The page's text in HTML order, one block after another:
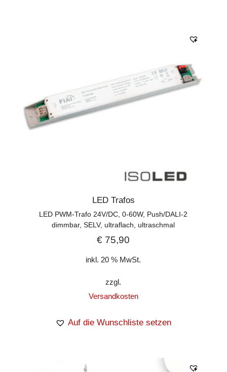
LED Trafos
LED PWM-Trafo 24V/DC, 0-60W, Push/DALI-2
dimmbar, SELV, ultraflach, ultraschmal
€ 75,90
inkl. 20 % MwSt.
zzgl.
Versandkosten
Auf die Wunschliste setzen